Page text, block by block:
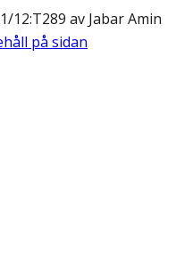
av Jabar Amin
på sidan